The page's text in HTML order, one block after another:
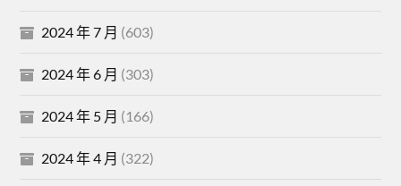
2024 年 7 月 (603)
2024 年 6 月 (303)
2024 年 5 月 (166)
2024 年 4 月 (322)